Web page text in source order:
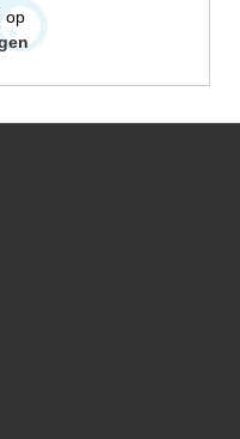
op